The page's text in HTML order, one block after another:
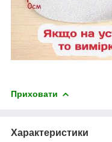
Приховати
Характеристики